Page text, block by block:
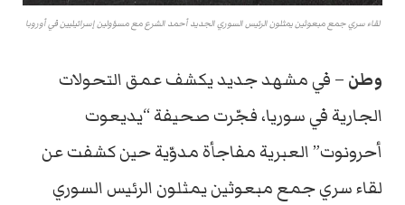
لقاء سري جمع مبعوثين يمثلون الرئيس السوري الجديد أحمد الشرع مع مسؤولين إسرائيليين في أوروبا
وطن – في مشهد جديد يكشف عمق التحولات
الجارية في سوريا، فجّرت صحيفة “يديعوت
أحرونوت” العبرية مفاجأة مدوّية حين كشفت عن
لقاء سري جمع مبعوثين يمثلون الرئيس السوري